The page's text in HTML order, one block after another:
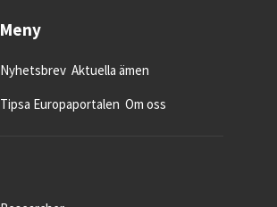
Meny
Nyhetsbrev Aktuella ämen
Tipsa Europaportalen Om oss